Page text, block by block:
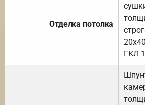
Отделка потолка
ГКЛ